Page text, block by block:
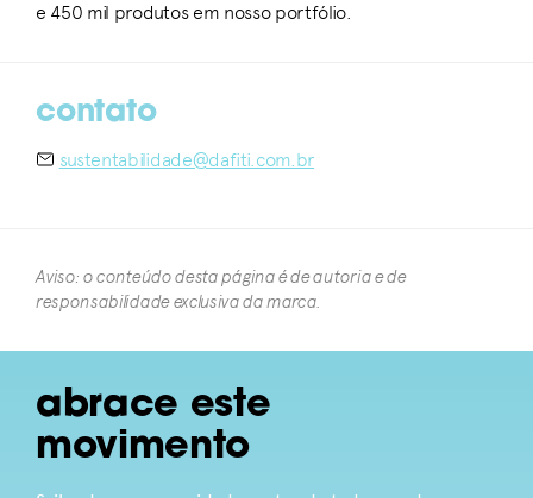
e 450 mil produtos em nosso portfólio.
contato
sustentabilidade@dafiti.com.br
Aviso: o conteúdo desta página é de autoria e de
responsabilidade exclusiva da marca.​
abrace este
movimento